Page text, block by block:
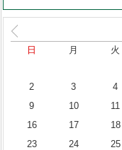
日 月 火
2
3 4
9
10 11
16
17 18
23
24 25